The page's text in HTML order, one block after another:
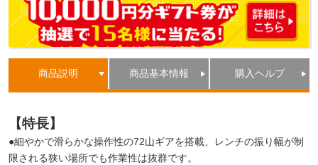
商品説明 商品基本情報 購入ヘルプ
【特長】
●細やかで滑らかな操作性の72山ギアを搭載、レンチの振り幅が制
限される狭い場所でも作業性は抜群です。